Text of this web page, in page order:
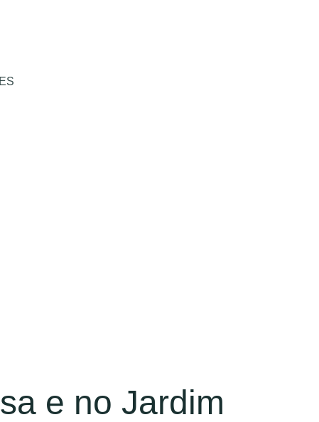
e no Jardim